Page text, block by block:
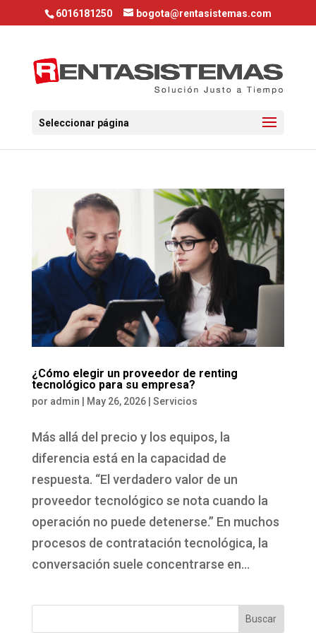
6016181250 bogota@rentasistemas.com
Seleccionar página
¿Cómo elegir un proveedor de renting
tecnológico para su empresa?
por admin May 26, 2026| Servicios
Más allá del precio y los equipos, la
diferencia está en la capacidad de
respuesta. “El verdadero valor de un
proveedor tecnológico se nota cuando la
operación no puede detenerse.” En muchos
procesos de contratación tecnológica, la
conversación suele concentrarse en...